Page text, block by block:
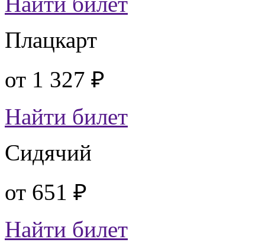
Плацкарт
от 1 327 ₽
Найти билет
Сидячий
от 651 ₽
Найти билет